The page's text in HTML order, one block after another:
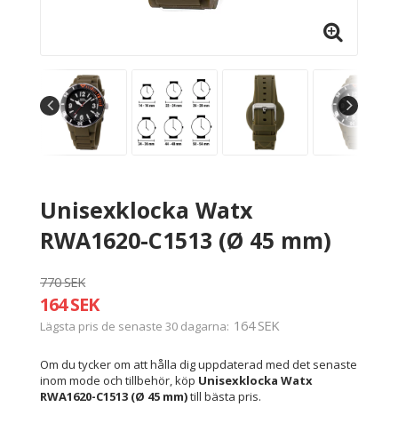
Unisexklocka Watx
RWA1620-C1513 (Ø 45 mm)
770 SEK
164 SEK
Lägsta pris de senaste 30 dagarna 164 SEK
Om du tycker om att hålla dig uppdaterad med det senaste
inom mode och tillbehör, köp Unisexklocka Watx
RWA1620-C1513 (Ø 45 mm)till bästa pris.